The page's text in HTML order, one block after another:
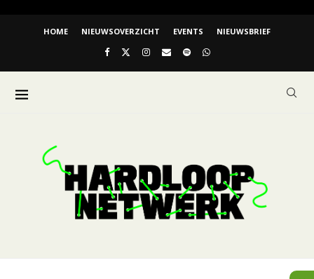
HOME NIEUWSOVERZICHT EVENTS NIEUWSBRIEF